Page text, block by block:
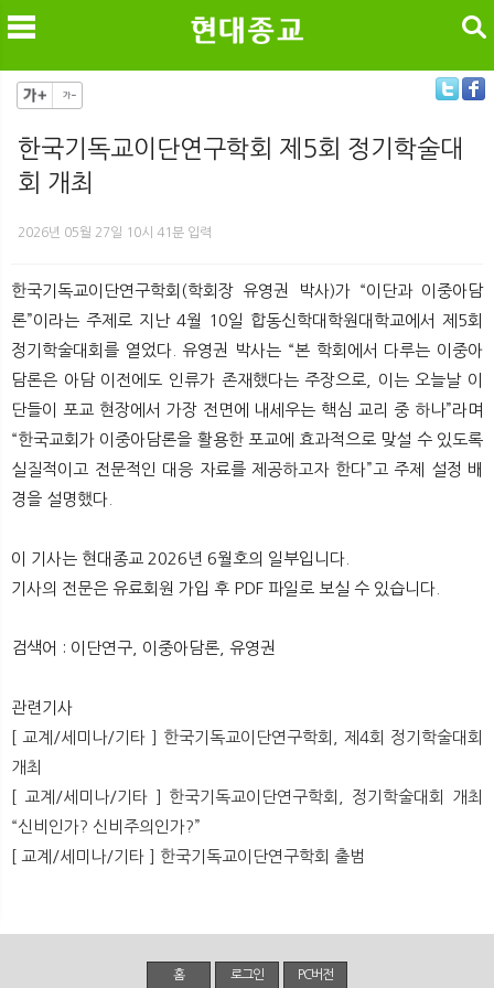
메
뉴
검색
한국기독교이단연구학회 제5회 정기학술대
회 개최
2026년 05월 27일 10시 41분 입력
한국기독교이단연구학회(학회장 유영권 박사)가 “이단과 이중아담
론”이라는 주제로 지난 4월 10일 합동신학대학원대학교에서 제5회
정기학술대회를 열었다. 유영권 박사는 “본 학회에서 다루는 이중아
담론은 아담 이전에도 인류가 존재했다는 주장으로, 이는 오늘날 이
단들이 포교 현장에서 가장 전면에 내세우는 핵심 교리 중 하나”라며
“한국교회가 이중아담론을 활용한 포교에 효과적으로 맞설 수 있도록
실질적이고 전문적인 대응 자료를 제공하고자 한다”고 주제 설정 배
경을 설명했다.
이 기사는 현대종교 2026년 6월호의 일부입니다.
기사의 전문은 유료회원 가입 후 PDF 파일로 보실 수 있습니다.
검색어 : 이단연구, 이중아담론, 유영권
관련기사
[ 교계/세미나/기타 ] 한국기독교이단연구학회, 제4회 정기학술대회
개최
[ 교계/세미나/기타 ] 한국기독교이단연구학회, 정기학술대회 개최
“신비인가? 신비주의인가?”
[ 교계/세미나/기타 ] 한국기독교이단연구학회 출범
홈 로그인 PC버전